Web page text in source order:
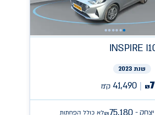
INSPIRE
שנת 2023
₪
41,490 ק״מ
יצחק - לא כולל הפחתות